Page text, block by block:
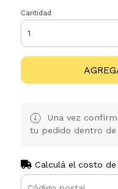
Cantidad
Una vez
tu pedido dentro
Calculá el costo de